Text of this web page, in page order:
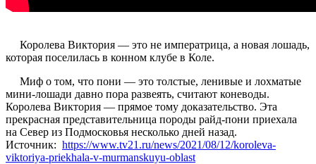
Королева Виктория — это не императрица, а новая лошадь,
которая поселилась в конном клубе в Коле.
Миф о том, что пони — это толстые, ленивые и лохматые
мини-лошади давно пора развеять, считают коневоды.
Королева Виктория — прямое тому доказательство. Эта
прекрасная представительница породы райд-пони приехала
на Север из Подмосковья несколько дней назад.
Источник: https://www.tv21.ru/news/2021/08/12/koroleva-
viktoriya-priekhala-v-murmanskuyu-oblast